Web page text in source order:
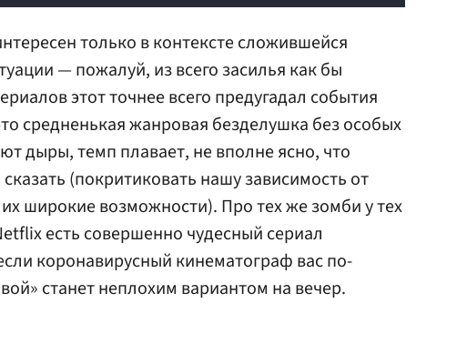
только в контексте сложившейся
— пожалуй, из всего засилья как бы
этот точнее всего предугадал события
средненькая жанровая безделушка без особых
дыры, темп плавает, не вполне ясно, что
(покритиковать нашу зависимость от
широкие возможности). Про тех же зомби у тех
есть совершенно чудесный сериал
коронавирусный кинематограф вас по-
станет неплохим вариантом на вечер.